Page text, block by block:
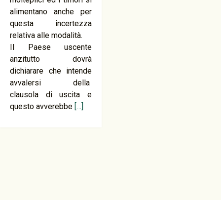
alimentano anche per
questa incertezza
relativa alle modalità.
Il Paese uscente
anzitutto dovrà
dichiarare che intende
avvalersi della
clausola di uscita e
questo avverebbe […]